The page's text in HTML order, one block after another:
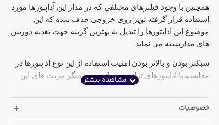
همچنین با وجود فیلترهای مختلفی که در مدار این آداپتورها مورد
استفاده قرار گرفته نویز روی خروجی حذف شده که این
موضوع این آداپتورها را تبدیل به بهترین گزینه جهت تغذیه دوربین
های مداربسته می نماید
سبکتر بودن و بالاتر بودن امنیت استفاده از این نوع آداپتورها در
مقایسه با آداپتورهای ترانسفورماتوری از دیگر مزیت های این
در نظر داشته باشید که آداپتورهای سوییچینگ از مجموعه ای از
خصوصیات